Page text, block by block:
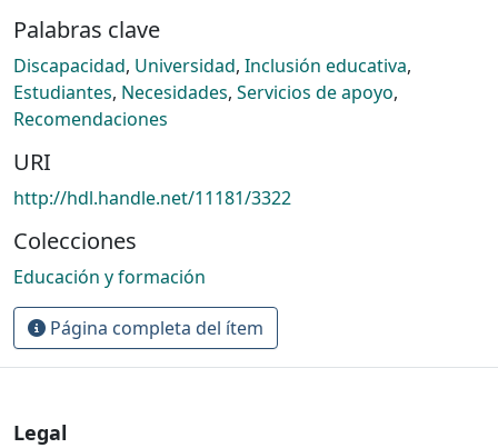
Palabras clave
Discapacidad, Universidad, Inclusión educativa,
Estudiantes, Necesidades, Servicios de apoyo,
Recomendaciones
URI
http://hdl.handle.net/11181/3322
Colecciones
Educación y formación
Página completa del ítem
Legal